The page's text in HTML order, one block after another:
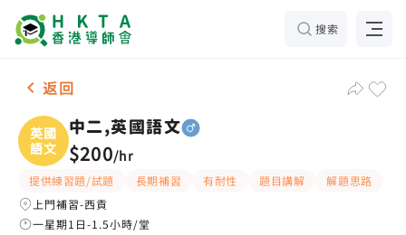
搜索
男-1名 中二,英國語文，西貢 補習推介
返回
英國
語文
中二,英國語文
$200/hr
提供練習題/試題 長期補習 有耐性 題目講解
解題思路
上門補習-西貢
一星期1日-1.5小時/堂